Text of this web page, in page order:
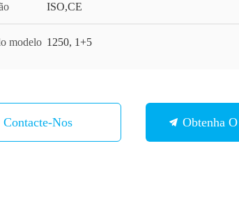
ISO,CE
modelo 1250, 1+5
Contacte-Nos Obtenha